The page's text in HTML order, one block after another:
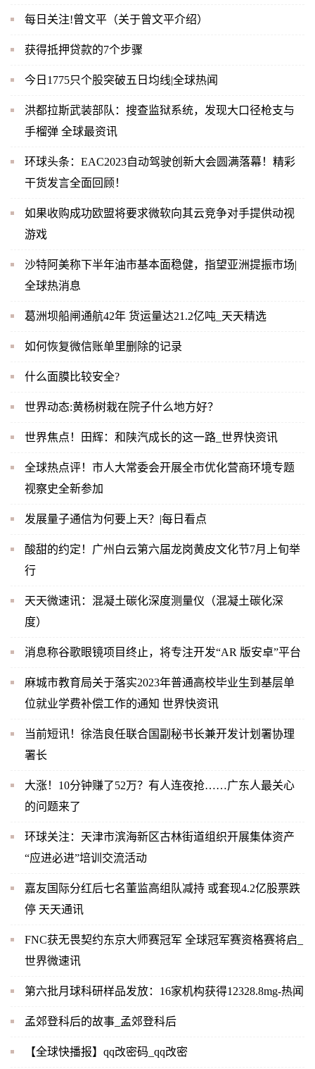
每日关注!曾文平（关于曾文平介绍）
获得抵押贷款的7个步骤
今日1775只个股突破五日均线|全球热闻
洪都拉斯武装部队：搜查监狱系统，发现大口径枪支与
手榴弹 全球最资讯
环球头条：EAC2023自动驾驶创新大会圆满落幕！精彩
干货发言全面回顾！
如果收购成功欧盟将要求微软向其云竞争对手提供动视
游戏
沙特阿美称下半年油市基本面稳健，指望亚洲提振市场|
全球热消息
葛洲坝船闸通航42年 货运量达21.2亿吨_天天精选
如何恢复微信账单里删除的记录
什么面膜比较安全?
世界动态:黄杨树栽在院子什么地方好？
世界焦点！田辉：和陕汽成长的这一路_世界快资讯
全球热点评！市人大常委会开展全市优化营商环境专题
视察史全新参加
发展量子通信为何要上天？|每日看点
酸甜的约定！广州白云第六届龙岗黄皮文化节7月上旬举
行
天天微速讯：混凝土碳化深度测量仪（混凝土碳化深
度）
消息称谷歌眼镜项目终止，将专注开发“AR 版安卓”平台
麻城市教育局关于落实2023年普通高校毕业生到基层单
位就业学费补偿工作的通知 世界快资讯
当前短讯！徐浩良任联合国副秘书长兼开发计划署协理
署长
大涨！10分钟赚了52万？有人连夜抢……广东人最关心
的问题来了
环球关注：天津市滨海新区古林街道组织开展集体资产
“应进必进”培训交流活动
嘉友国际分红后七名董监高组队减持 或套现4.2亿股票跌
停 天天通讯
FNC获无畏契约东京大师赛冠军 全球冠军赛资格赛将启_
世界微速讯
第六批月球科研样品发放：16家机构获得12328.8mg-热闻
孟郊登科后的故事_孟郊登科后
【全球快播报】qq改密码_qq改密